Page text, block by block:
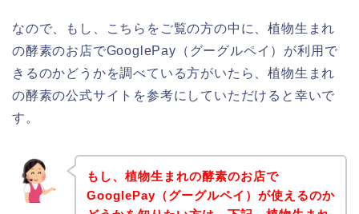
なので、もし、こちらをご覧の方の中に、植物生まれ
の酵素のお店でGooglePay（グーグルペイ）が利用で
きるのかどうかを調べている方がいたら、植物生まれ
の酵素の公式サイトを参考にしていただけると幸いで
す。
もし、植物生まれの酵素のお店で
GooglePay（グーグルペイ）が使えるのか